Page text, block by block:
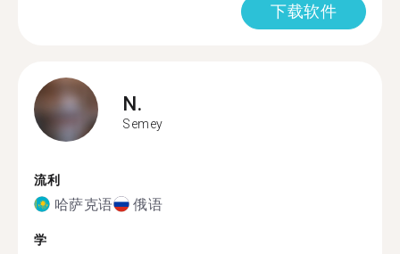
下载软件
N.
Semey
流利
哈萨克语 俄语
学